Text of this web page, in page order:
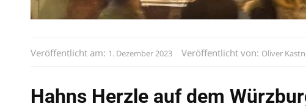
Veröffentlicht am: 1. Dezember 2023 Veröffentlicht von: Oliver
Hahns Herzle auf dem